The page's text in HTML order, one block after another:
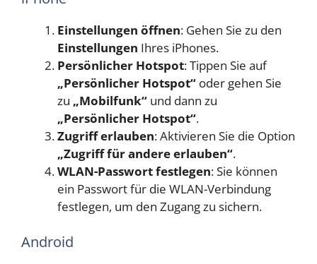
Einstellungen öffnen: Gehen Sie zu den
Einstellungen Ihres iPhones.
Persönlicher Hotspot: Tippen Sie auf
„Persönlicher Hotspot“ oder gehen Sie
zu „Mobilfunk“ und dann zu
„Persönlicher Hotspot“.
Zugriff erlauben: Aktivieren Sie die Option
„Zugriff für andere erlauben“.
WLAN-Passwort festlegen: Sie können
ein Passwort für die WLAN-Verbindung
festlegen, um den Zugang zu sichern.
Android